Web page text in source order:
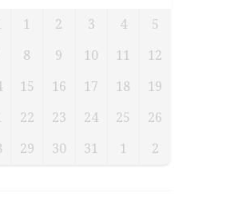
1 2 3 4 5
8 9 10 11 12
15 16 17 18 19
22 23 24 25 26
29 30 31 1 2